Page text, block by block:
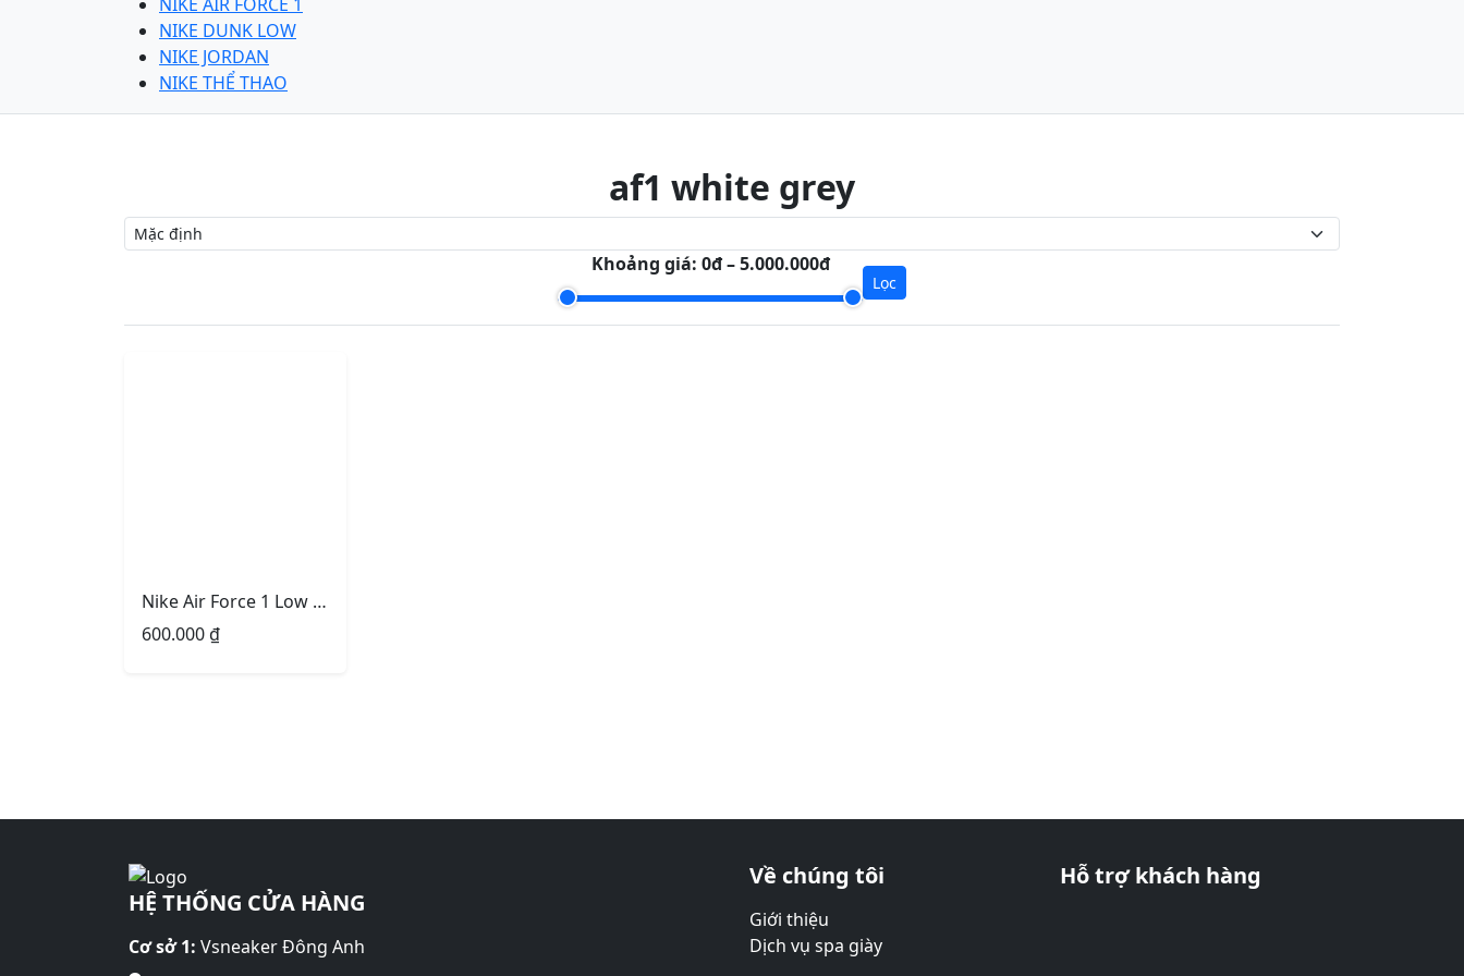
NIKE DUNK LOW
NIKE JORDAN
NIKE THỂ THAO
af1 white grey
Khoảng giá: 0đ – 5.000.000đ
Lọc
Nike Air Force 1 Low White Grey
600.000₫
HỆ THỐNG CỬA HÀNG
Cơ sở 1: Vsneaker Đông Anh
Về chúng tôi
Giới thiệu
Dịch vụ spa giày
Hỗ trợ khách hàng